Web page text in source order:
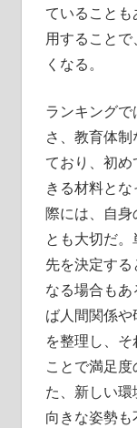
ていること
用すること
くなる。
ランキング
さ、教育体
ており、初
きる材料と
際には、自身
とも大切だ
先を決定する
なる場合も
ば人間関係
を整理し、
ことで満足
た、新しい
向きな姿勢も